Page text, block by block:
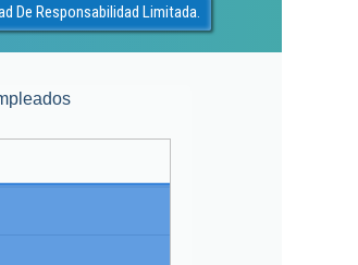
De Responsabilidad Limitada.